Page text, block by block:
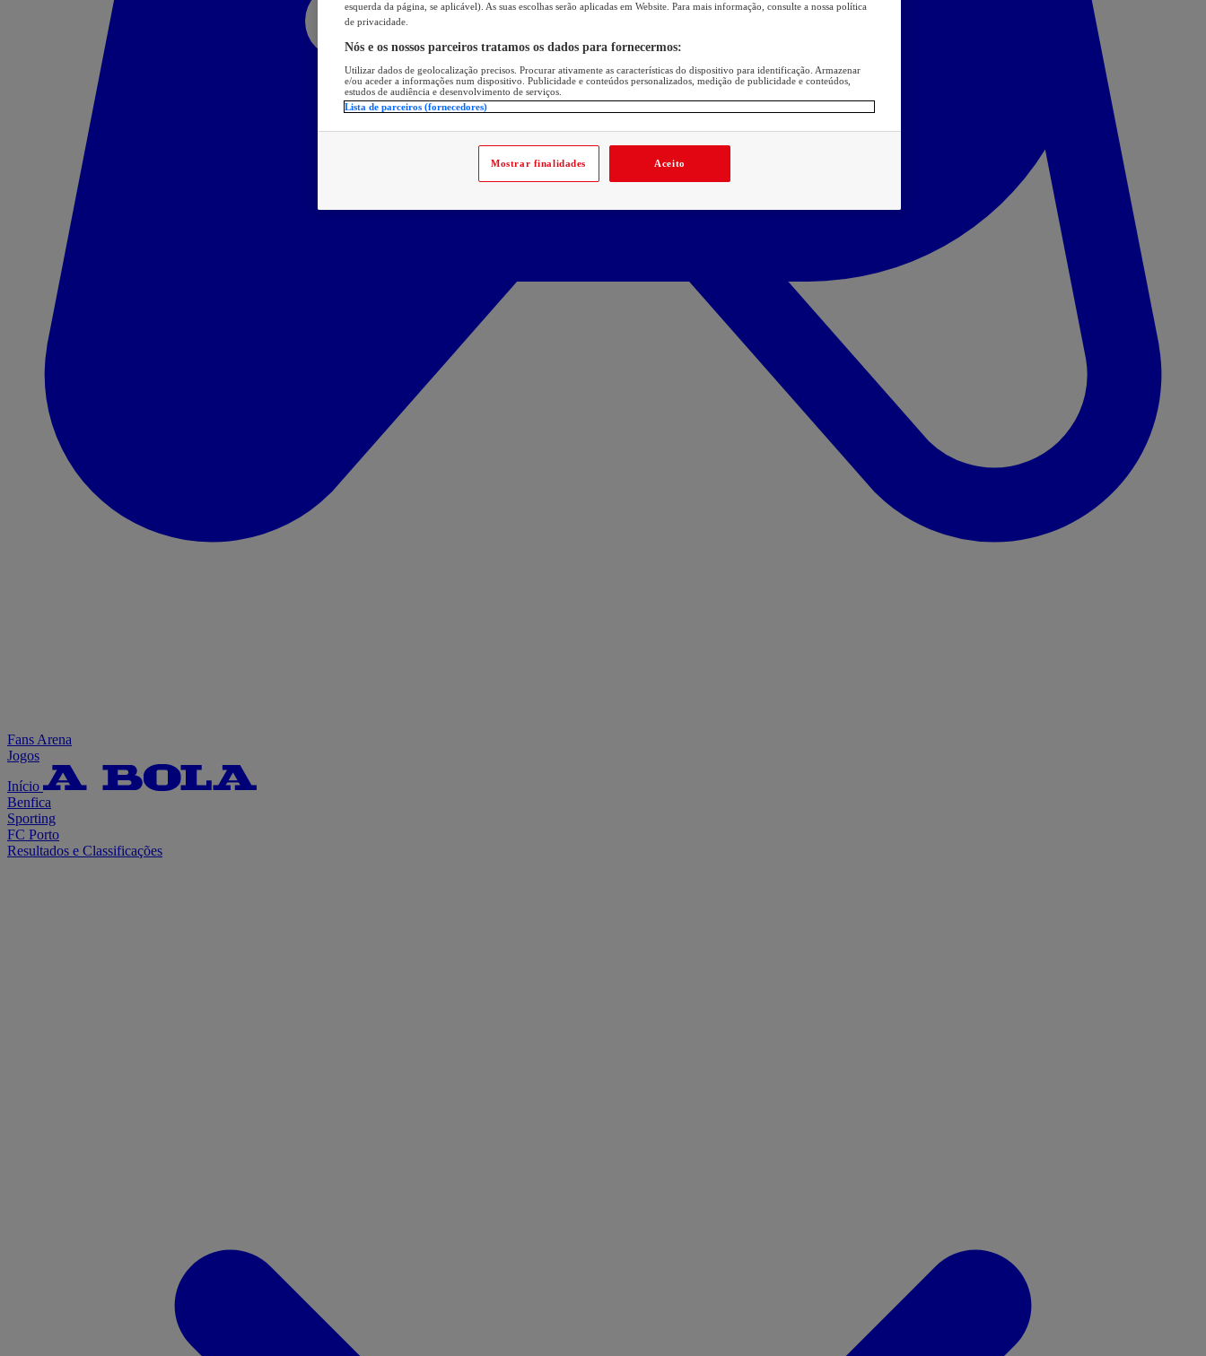
Fans Arena
Jogos
Início
Benfica
Sporting
FC Porto
Resultados e Classificações
esquerda da página, se aplicável). As suas escolhas serão aplicadas em Website. Para mais informação, consulte a nossa política
de privacidade.
Nós e os nossos parceiros tratamos os dados para fornecermos:
Utilizar dados de geolocalização precisos. Procurar ativamente as características do dispositivo para identificação. Armazenar
e/ou aceder a informações num dispositivo. Publicidade e conteúdos personalizados, medição de publicidade e conteúdos,
estudos de audiência e desenvolvimento de serviços.
Lista de parceiros (fornecedores)
Mostrar finalidades Aceito